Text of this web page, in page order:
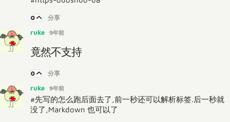
0 分享
ruke 9年前
竟然不支持
0 分享
ruke 9年前
#先写的怎么跑后面去了,前一秒还可以解析标签.后一秒就
没了,Markdown 也可以了